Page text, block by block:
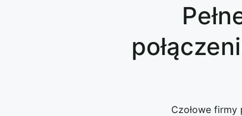
Czołowe